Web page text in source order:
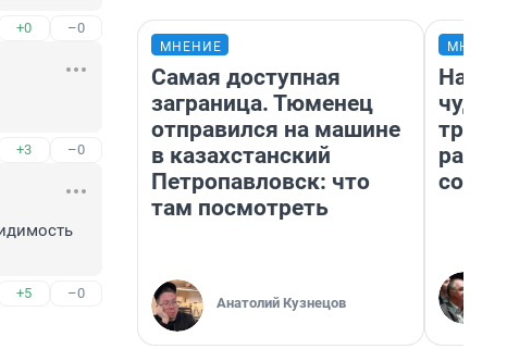
+0 –0
+3 –0
+5 –0
МНЕНИЕ
Самая доступная
заграница. Тюменец
отправился на машине
в казахстанский
Петропавловск: что
там посмотреть
Анатолий Кузнецов